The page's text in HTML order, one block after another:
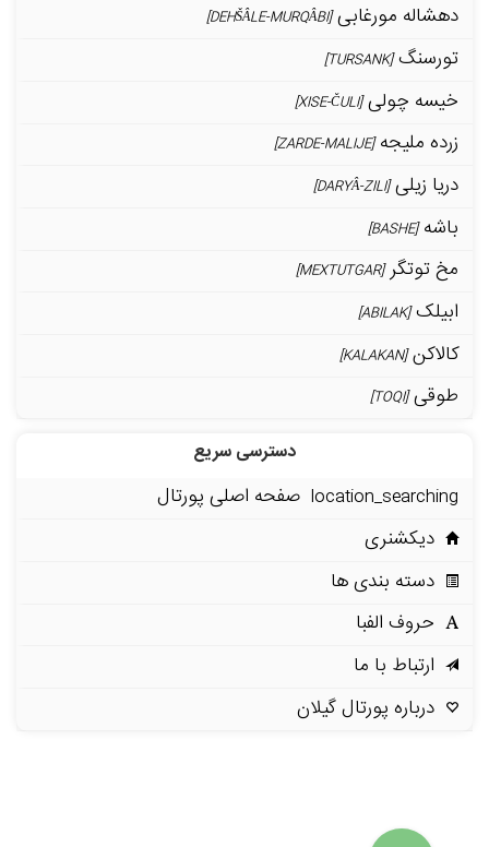
دهشاله مورغابی[DEHŠÂLE-MURQÂBI]
تورسنگ[TURSANK]
خیسه چولی[XISE-ČULI]
زرده ملیجه[ZARDE-MALIJE]
دریا زیلی[DARYÂ-ZILI]
باشه[BASHE]
مخ توتگر[MEXTUTGAR]
ابیلک[ABILAK]
کالاکن[KALAKAN]
طوقی[TOQI]
دسترسی سریع
location_searching صفحه اصلی پورتال
دیکشنری
دسته بندی ها
حروف الفبا
ارتباط با ما
درباره پورتال گیلان